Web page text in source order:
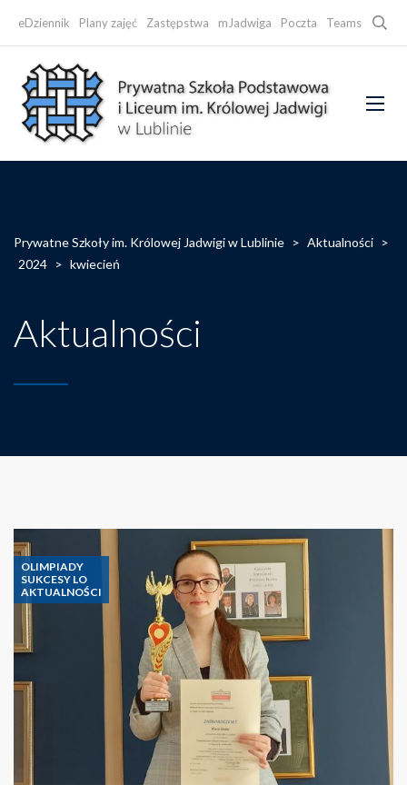
eDziennik Plany zajęć Zastępstwa mJadwiga Poczta Teams
Prywatne Szkoły im. Królowej Jadwigi w Lublinie > Aktualności >
2024 > kwiecień
Aktualności
OLIMPIADY
SUKCESY LO
AKTUALNOŚCI